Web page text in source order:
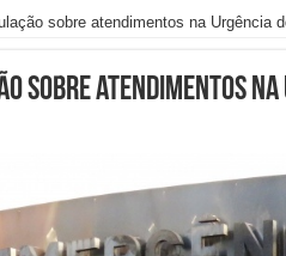
sobre atendimentos na Urgência
sobre atendimentos na